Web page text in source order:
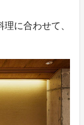
に合わせて、